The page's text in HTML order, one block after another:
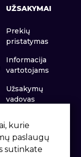
UŽSAKYMAI
Prekių
pristatymas
Informacija
vartotojams
Užsakymų
vadovas
kurie
paslaugų
sutinkate